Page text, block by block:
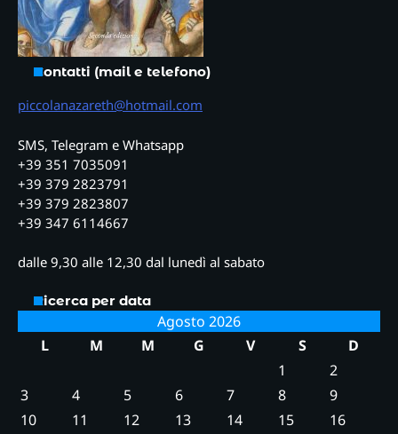
Contatti (mail e telefono)
piccolanazareth@hotmail.com
SMS, Telegram e Whatsapp
+39 351 7035091
+39 379 2823791
+39 379 2823807
+39 347 6114667
dalle 9,30 alle 12,30 dal lunedì al sabato
Ricerca per data
Agosto 2026
L
M M G V S
D
1
2
3
4 5 6 7 8
9
10
11 12 13 14 15 16